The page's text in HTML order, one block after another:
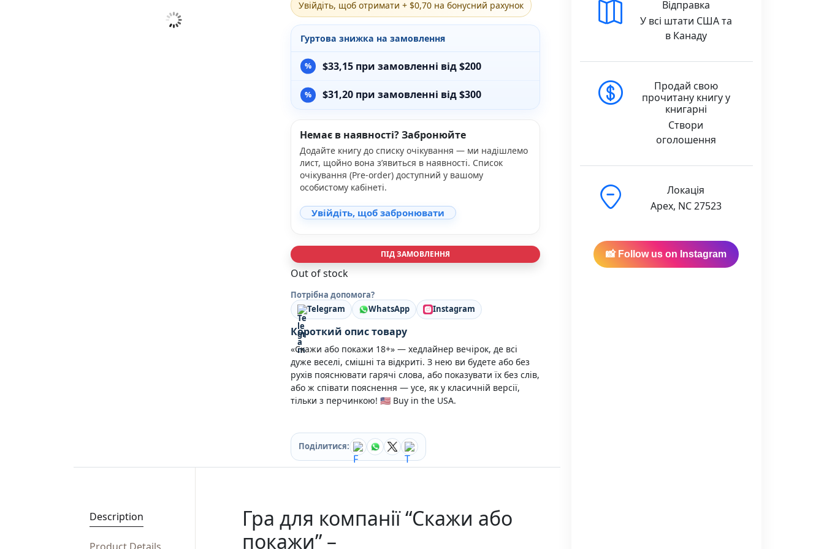
Різдвяно-зимові
На День Валентина
Книги для дорослих
Українська класика
Сучасна українська проза
Проза
Поезія та драматургія
Детективи
Фантастика та фентезі
Жахи та трилери
Саморозвиток, мотивація, філософія
Бізнес Менеджмент Фінанси
Батьківство та виховання
Духовна література
Ігри для дорослих
Зарубіжні письменники
Різдвяні / Зимові
Книги для дітей
Картонні книги для найменших
Віммельбухи
Казки Вірші Оповідання
Книги з наліпками
Вчимося читати
Багаторазові прописи / Книги на липучках
Книги для першого читання
Самостійне читання (6+)
Книги для читання 10+
Навчальні книги
Розвивальні та пізнавальні книги
Увійдіть, щоб отримати + $0,70 на бонусний рахунок
Гуртова знижка на замовлення
$33,15при замовленні від $200
$31,20при замовленні від $300
Немає в наявності? Забронюйте
Додайте книгу до списку очікування — ми надішлемо
лист, щойно вона з’явиться в наявності. Список
очікування (Pre-order) доступний у вашому
особистому кабінеті.
Увійдіть, щоб забронювати
ПІД ЗАМОВЛЕННЯ
Out of stock
Потрібна допомога?
Telegram
WhatsApp Instagram
Короткий опис товару
«Скажи або покажи 18+» — хедлайнер вечірок, де всі
дуже веселі, смішні та відкриті. З нею ви будете або без
рухів пояснювати гарячі слова, або показувати їх без слів,
або ж співати пояснення — усе, як у класичній версії,
тільки з перчинкою! 🇺🇸 Buy in the USA.
Поділитися:
Description
Гра для компанії “Скажи або
покажи” –
Відправка
У всі штати США та
в Канаду
Продай свою
прочитану книгу у
книгарні
Створи
оголошення
Локація
Apex, NC 27523
📸 Follow us on Instagram